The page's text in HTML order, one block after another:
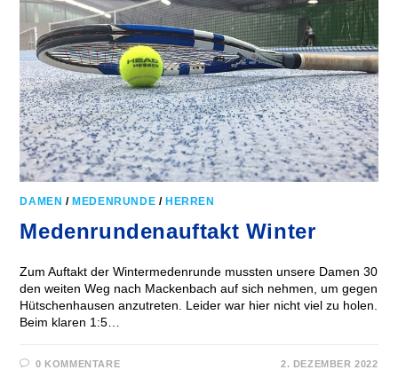
DAMEN /MEDENRUNDE /HERREN
Medenrundenauftakt Winter
Zum Auftakt der Wintermedenrunde mussten unsere Damen 30
den weiten Weg nach Mackenbach auf sich nehmen, um gegen
Hütschenhausen anzutreten. Leider war hier nicht viel zu holen.
Beim klaren 1:5…
0 KOMMENTARE 2. DEZEMBER 2022